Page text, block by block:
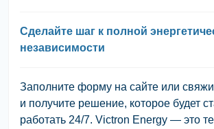
Сделайте шаг к полной
независимости
Заполните форму на сайте или
и получите решение, которое будет
работать 24/7. Victron Energy — это